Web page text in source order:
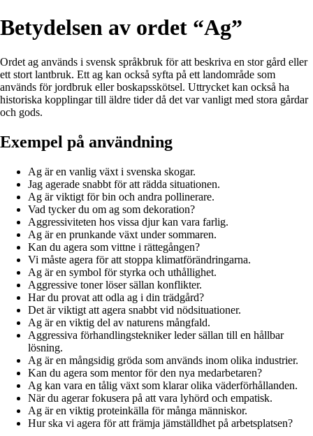
Betydelsen av ordet “Ag”
Ordet ag används i svensk språkbruk för att beskriva en stor gård eller
ett stort lantbruk. Ett ag kan också syfta på ett landområde som
används för jordbruk eller boskapsskötsel. Uttrycket kan också ha
historiska kopplingar till äldre tider då det var vanligt med stora gårdar
och gods.
Exempel på användning
Ag är en vanlig växt i svenska skogar.
Jag agerade snabbt för att rädda situationen.
Ag är viktigt för bin och andra pollinerare.
Vad tycker du om ag som dekoration?
Aggressiviteten hos vissa djur kan vara farlig.
Ag är en prunkande växt under sommaren.
Kan du agera som vittne i rättegången?
Vi måste agera för att stoppa klimatförändringarna.
Ag är en symbol för styrka och uthållighet.
Aggressive toner löser sällan konflikter.
Har du provat att odla ag i din trädgård?
Det är viktigt att agera snabbt vid nödsituationer.
Ag är en viktig del av naturens mångfald.
Aggressiva förhandlingstekniker leder sällan till en hållbar
lösning.
Ag är en mångsidig gröda som används inom olika industrier.
Kan du agera som mentor för den nya medarbetaren?
Ag kan vara en tålig växt som klarar olika väderförhållanden.
När du agerar fokusera på att vara lyhörd och empatisk.
Ag är en viktig proteinkälla för många människor.
Hur ska vi agera för att främja jämställdhet på arbetsplatsen?